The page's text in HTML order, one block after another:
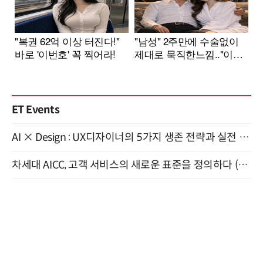
ET Events
AI × Design : UX디자이너의 5가지 생존 전략과 실전 대응 8월 28일 개최
차세대 AICC, 고객 서비스의 새로운 표준을 정의하다 (9/9)